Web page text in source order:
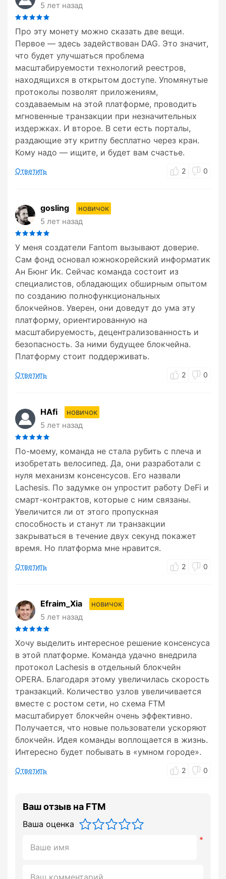
5 лет назад
Про эту монету можно сказать две вещи.
Первое — здесь задействован DAG. Это значит,
что будет улучшаться проблема
масштабируемости технологий реестров,
находящихся в открытом доступе. Упомянутые
протоколы позволят приложениям,
создаваемым на этой платформе, проводить
мгновенные транзакции при незначительных
издержках. И второе. В сети есть порталы,
раздающие эту критпу бесплатно через кран.
Кому надо — ищите, и будет вам счастье.
Ответить 2 0
gosling
новичок
5 лет назад
У меня создатели Fantom вызывают доверие.
Сам фонд основал южнокорейский информатик
Ан Бюнг Ик. Сейчас команда состоит из
специалистов, обладающих обширным опытом
по созданию полнофункциональных
блокчейнов. Уверен, они доведут до ума эту
платформу, ориентированную на
масштабируемость, децентрализованность и
безопасность. За ними будущее блокчейна.
Платформу стоит поддерживать.
Ответить 2 0
HAfi
новичок
5 лет назад
По-моему, команда не стала рубить с плеча и
изобретать велосипед. Да, они разработали с
нуля механизм консенсусов. Его назвали
Lachesis. По задумке он упростит работу DeFi и
смарт-контрактов, которые с ним связаны.
Увеличится ли от этого пропускная
способность и станут ли транзакции
закрываться в течение двух секунд покажет
время. Но платформа мне нравится.
Ответить 2 0
Efraim_Xia
новичок
5 лет назад
Хочу выделить интересное решение консенсуса
в этой платформе. Команда удачно внедрила
протокол Lachesis в отдельный блокчейн
OPERA. Благодаря этому увеличилась скорость
транзакций. Количество узлов увеличивается
вместе с ростом сети, но схема FTM
масштабирует блокчейн очень эффективно.
Получается, что новые пользователи ускоряют
блокчейн. Идея команды воплощается в жизнь.
Интересно будет побывать в «умном городе».
Ответить 2 0
Ваш отзыв на FTM
Ваша оценка